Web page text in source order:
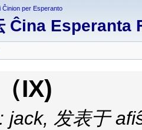
per Esperanto
Ĉina Esperanta
IX)
jack, 发表于